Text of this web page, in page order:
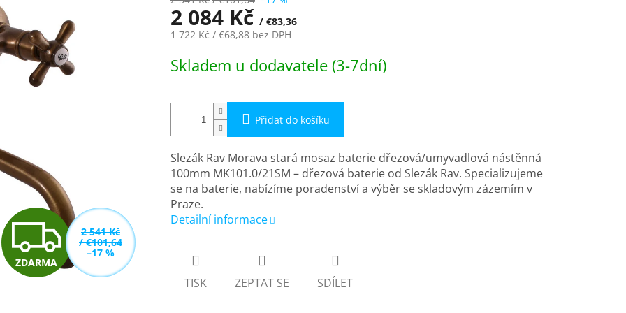
Z
D
ZDARMA
2 541 Kč
/ €101,64
–17 %
2 084 Kč / €83,36
1 722 Kč / €68,88 bez DPH
cena:
Skladem u dodavatele (3-7dní)
Přidat do košíku
Slezák Rav Morava stará mosaz baterie dřezová/umyvadlová nástěnná
100mm MK101.0/21SM – dřezová baterie od Slezák Rav. Specializujeme
se na baterie, nabízíme poradenství a výběr se skladovým zázemím v
Praze.
Detailní informace
TISK ZEPTAT SE SDÍLET